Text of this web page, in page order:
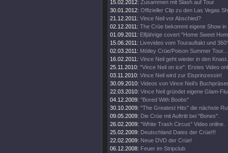
15.02.2012: Zusammen mit Slash auf Tour
30.01.2012: Offizieller Clip zu den Las Vegas
21.12.2011: Vince Neil vor Abschied?
02.12.2011: The Crüe bekommt eigene Show in
01.09.2011: Elfjährige covert "Home Sweet
15.06.2011: Livevideo vom Tourauftakt und
02.03.2011: Mötley Crüe/Poison Summer Tour...
16.02.2011: Vince Neil geht wieder in den Knast.
25.11.2010: "Vince Neil on ice": Erstes Video
03.11.2010: Vince Neil wird zur Eisprinzessin!
30.09.2010: Videos von Vince Neil’s
22.03.2010: Vince Neil gründet eigene Glam-
04.12.2009: "Bored With Boobs"
30.10.2009: "The Greatest Hits" die nächste
09.05.2009: Die Crüe mit Auftritt bei "Bones".
26.02.2009: "White Trash Circus" Video online.
25.02.2009: Deutschland Dates der Crüe!!!
22.02.2009: Neue DVD der Crüe!
06.12.2008: Feuer im Stripclub